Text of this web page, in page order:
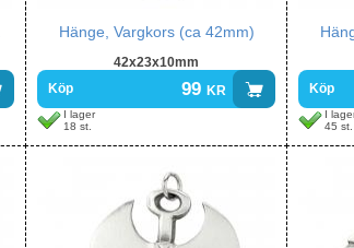
Hänge, Vargkors (ca 42mm)
42x23x10mm
Köp
99 kr
I lager
18 st.
Köp
I
45 st.